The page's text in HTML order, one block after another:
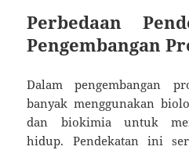
Perbedaan
Pengembangan
Dalam pengembangan
banyak menggunakan
dan biokimia untuk
hidup. Pendekatan ini